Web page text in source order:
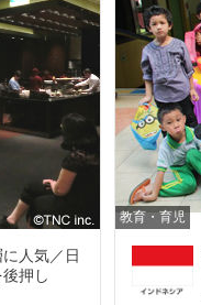
人気／日
押し
教育・育児